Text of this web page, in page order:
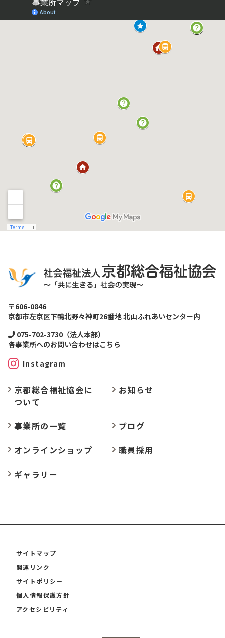
〒606-0846
京都市左京区下鴨北野々神町26番地 北山ふれあいセンター内
075-702-3730（法人本部）
各事業所へのお問い合わせはこちら
Instagram
京都総合福祉協会に
ついて
お知らせ
事業所の一覧
ブログ
オンラインショップ
職員採用
ギャラリー
サイトマップ
関連リンク
サイトポリシー
個人情報保護方針
アクセシビリティ